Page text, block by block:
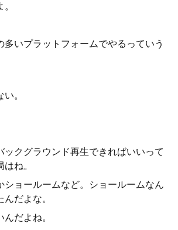
多いプラットフォームでやるっていう
。
ックグラウンド再生できればいいって
ね。
ショールームなど。ショールームなん
だよな。
だよね。